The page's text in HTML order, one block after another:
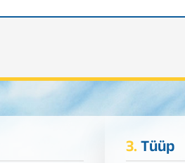
3.Tüüp